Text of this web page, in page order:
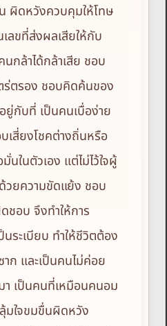
ผิดหวังควบคุมให้โทษ
ลขที่ส่งผลเสียให้กับ
กล้าได้กล้าเสีย ชอบ
ร่ตรอง ชอบคิดค้นของ
ยู่กับที่ เป็นคนเบื่อง่าย
เสี่ยงโชคต่างถิ่นหรือ
นในตัวเอง แต่ไม่ไว้ใจผู้
วยความขัดแย้ง ชอบ
ชอบ จึงทำให้การ
นระเบียบ ทำให้ชีวิตต้อง
าก และเป็นคนไม่ค่อย
เป็นคนที่เหมือนคนอม
มใจขมขื่นผิดหวัง